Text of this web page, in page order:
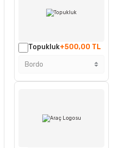
Topukluk+500,00 TL